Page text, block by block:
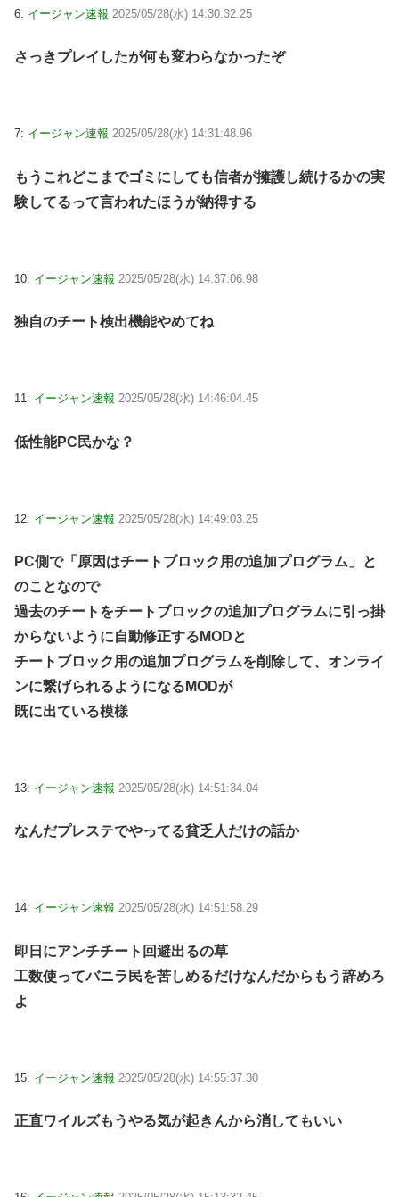
6: イージャン速報 2025/05/28(水) 14:30:32.25
さっきプレイしたが何も変わらなかったぞ
7: イージャン速報 2025/05/28(水) 14:31:48.96
もうこれどこまでゴミにしても信者が擁護し続けるかの実
験してるって言われたほうが納得する
10: イージャン速報 2025/05/28(水) 14:37:06.98
独自のチート検出機能やめてね
11: イージャン速報 2025/05/28(水) 14:46:04.45
低性能PC民かな？
12: イージャン速報 2025/05/28(水) 14:49:03.25
PC側で「原因はチートブロック用の追加プログラム」と
のことなので
過去のチートをチートブロックの追加プログラムに引っ掛
からないように自動修正するMODと
チートブロック用の追加プログラムを削除して、オンライ
ンに繋げられるようになるMODが
既に出ている模様
13: イージャン速報 2025/05/28(水) 14:51:34.04
なんだプレステでやってる貧乏人だけの話か
14: イージャン速報 2025/05/28(水) 14:51:58.29
即日にアンチチート回避出るの草
工数使ってバニラ民を苦しめるだけなんだからもう辞めろ
よ
15: イージャン速報 2025/05/28(水) 14:55:37.30
正直ワイルズもうやる気が起きんから消してもいい